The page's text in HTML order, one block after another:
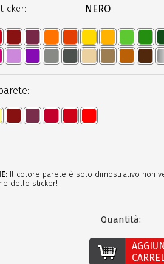
NERO
Il colore parete è solo dimostrativo non
dello sticker!
Quantità: